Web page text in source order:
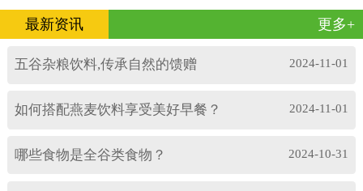
最新资讯 更多+
2024-11-01
五谷杂粮饮料,传承自然的馈赠
2024-11-01
如何搭配燕麦饮料享受美好早餐？
2024-10-31
哪些食物是全谷类食物？